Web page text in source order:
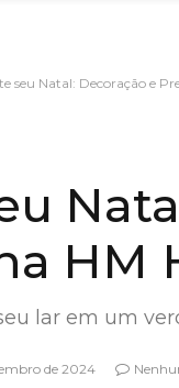
seu Natal: Decoração e
HM
lar em um
de 2024